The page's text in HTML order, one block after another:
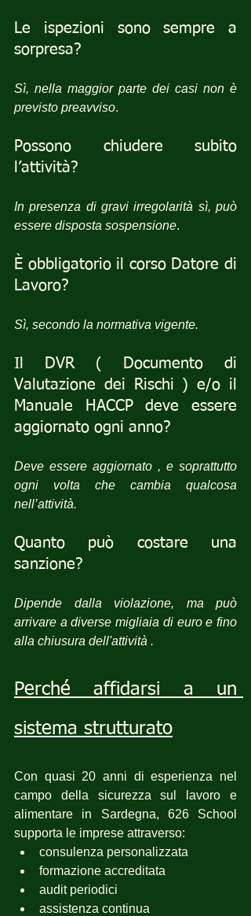
Le ispezioni sono sempre a
sorpresa?
Sì, nella maggior parte dei casi non è
previsto preavviso.
Possono chiudere subito
l’attività?
In presenza di gravi irregolarità sì, può
essere disposta sospensione.
È obbligatorio il corso Datore di
Lavoro?
Sì, secondo la normativa vigente.
Il DVR ( Documento di
Valutazione dei Rischi ) e/o il
Manuale HACCP deve essere
aggiornato ogni anno?
Deve essere aggiornato , e soprattutto
ogni volta che cambia qualcosa
nell’attività.
Quanto può costare una
sanzione?
Dipende dalla violazione, ma può
arrivare a diverse migliaia di euro e fino
alla chiusura dell'attività .
Perché affidarsi a un
sistema strutturato
Con quasi 20 anni di esperienza nel
campo della sicurezza sul lavoro e
alimentare in Sardegna, 626 School
supporta le imprese attraverso:
consulenza personalizzata
formazione accreditata
audit periodici
assistenza continua